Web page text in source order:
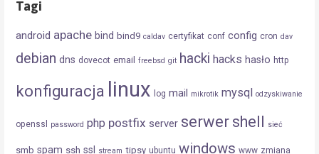
Tagi
android apache bind bind9 caldav certyfikat conf config cron dav
debian dns dovecot email freebsd git hacki hacks hasło http
konfiguracja linux log mail mikrotik mysql odzyskiwanie
openssl password php postfix server serwer shell sieć
smb spam ssh ssl stream tipsy ubuntu windows www zmiana